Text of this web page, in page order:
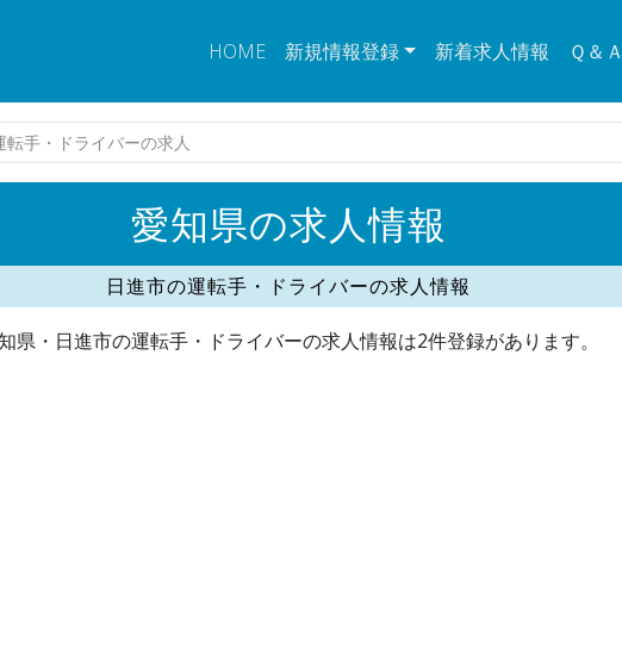
HOME 新規情報登録 新着求人情報 Ｑ＆Ａ
転手・ドライバーの求人
愛知県の求人情報
日進市の運転手・ドライバーの求人情報
県・日進市の運転手・ドライバーの求人情報は2件登録があります。